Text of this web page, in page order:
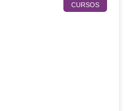
CURSOS